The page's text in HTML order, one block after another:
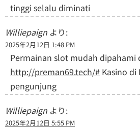
tinggi selalu diminati
Williepaign より:
2025年2月12日 1:48 PM
Permainan slot mudah dipahami
http://preman69.tech/# Kasino
pengunjung
Williepaign より:
2025年2月12日 5:55 PM